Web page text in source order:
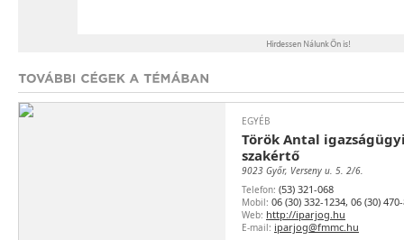
EGYÉB
Török Antal
szakértő
9023 Győr, Verseny u. 5. 2/6.
Telefon: (53) 321-068
Mobil: 06 (30) 332-1234, 06 (30)
Web: http://iparjog.hu
E-mail: iparjog@fmmc.hu